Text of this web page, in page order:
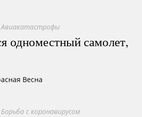
Авиакатастрофы
одноместный самолет,
Весна
Борьба с коронавирусом